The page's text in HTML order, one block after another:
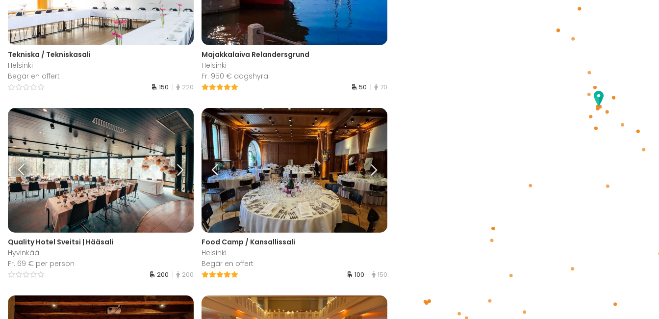
Tekniska / Tekniskasali
Helsinki
Begär en offert
150 220
Majakkalaiva Relandersgrund
Helsinki
Fr. 950 € dagshyra
50 70
Quality Hotel Sveitsi | Hääsali
Hyvinkää
Fr. 69 € per person
200 200
Food Camp / Kansallissali
Helsinki
Begär en offert
100 150